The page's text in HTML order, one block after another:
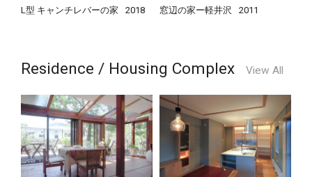
L型 キャンチレバーの家 2018 窓辺の家ー軽井沢 2011
Residence / Housing Complex View All